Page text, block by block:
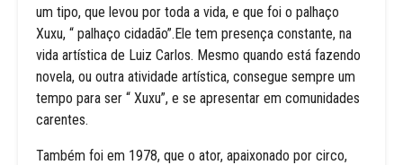
um tipo, que levou por toda a vida, e que foi o palhaço
Xuxu, “ palhaço cidadão”.Ele tem presença constante, na
vida artística de Luiz Carlos. Mesmo quando está fazendo
novela, ou outra atividade artística, consegue sempre um
tempo para ser “ Xuxu”, e se apresentar em comunidades
carentes.
Também foi em 1978, que o ator, apaixonado por circo,